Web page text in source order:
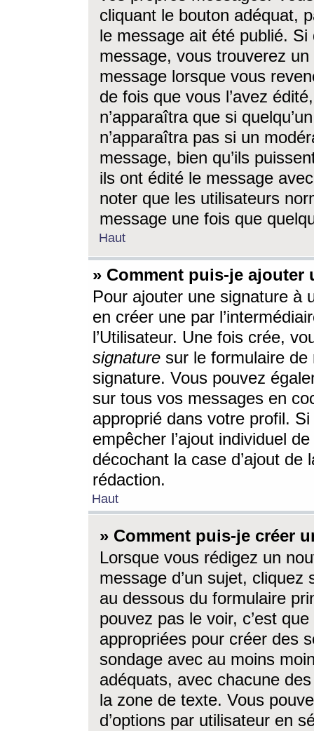
cliquant le bouton adéquat,
le message ait été publié. Si
message, vous trouverez
message lorsque vous
de fois que vous l’avez
n’apparaîtra que si
n’apparaîtra pas si un
message, bien qu’ils
ils ont édité le message
noter que les utilisateurs
message une fois que
Haut
» Comment puis-je ajouter
Pour ajouter une signature à
en créer une par
l’Utilisateur. Une fois crée,
signature sur le formulaire de
signature. Vous pouvez
sur tous vos messages en
approprié dans votre profil.
empêcher l’ajout individuel
décochant la case d’ajout
rédaction.
Haut
» Comment puis-je créer
Lorsque vous rédigez un
message d’un sujet, cliquez
au dessous du formulaire
pouvez pas le voir, c’est
appropriées pour créer des
sondage avec au moins
adéquats, avec chacune
la zone de texte. Vous
d’options par utilisateur en